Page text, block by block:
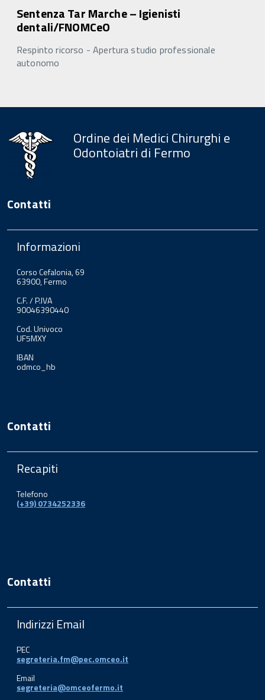
Sentenza Tar Marche – Igienisti
dentali/FNOMCeO
Respinto ricorso - Apertura studio professionale
autonomo
Ordine dei Medici Chirurghi e
Odontoiatri di Fermo
Contatti
Informazioni
Corso Cefalonia, 69
63900, Fermo
C.F. / P.IVA
90046390440
Cod. Univoco
UF5MXY
IBAN
odmco_hb
Contatti
Recapiti
Telefono
(+39) 0734252336
Contatti
Indirizzi Email
PEC
segreteria.fm@pec.omceo.it
Email
segreteria@omceofermo.it